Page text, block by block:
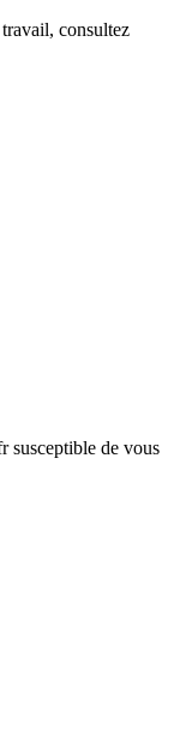
, consultez
susceptible de vous